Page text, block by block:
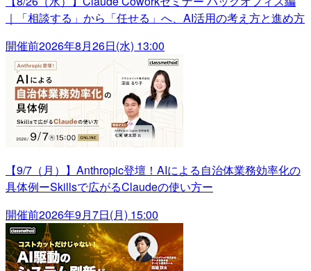
｜「相談する」から「任せる」へ、AI活用の考え方と進め方
開催前2026年8月26日(水) 13:00
【9/7（月）】Anthropic登壇！AIによる自治体業務効率化の
具体例ーSkillsで広がるClaudeの使い方ー
開催前2026年9月7日(月) 15:00